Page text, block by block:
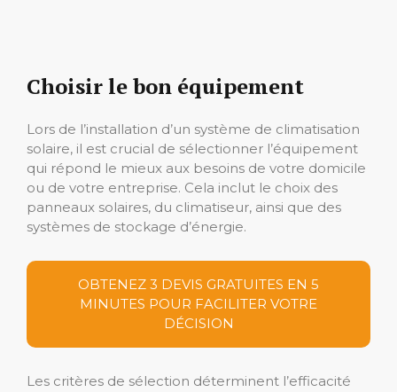
Choisir le bon équipement
Lors de l’installation d’un système de climatisation
solaire, il est crucial de sélectionner l’équipement
qui répond le mieux aux besoins de votre domicile
ou de votre entreprise. Cela inclut le choix des
panneaux solaires, du climatiseur, ainsi que des
systèmes de stockage d’énergie.
OBTENEZ 3 DEVIS GRATUITES EN 5
MINUTES POUR FACILITER VOTRE
DÉCISION
Les critères de sélection déterminent l’efficacité